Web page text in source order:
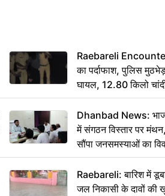
Raebareli
का पर्दाफाश, पुलिस
घायल, 12.80 किलो
Dhanbad News:
में संगठन विस्तार पर
सौंपा जनसमस्याओं का
Raebareli: बारिश में
जल निकासी के दावों की